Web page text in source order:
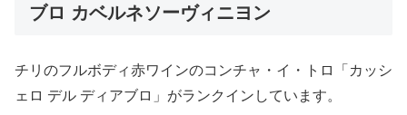
ブロ カベルネソーヴィニヨン
チリのフルボディ赤ワインのコンチャ・イ・トロ「カッシ
ェロ デル ディアブロ」がランクインしています。